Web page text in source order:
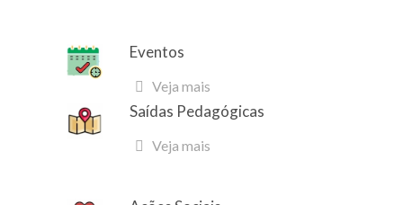
Eventos
Veja mais
Saídas Pedagógicas
Veja mais